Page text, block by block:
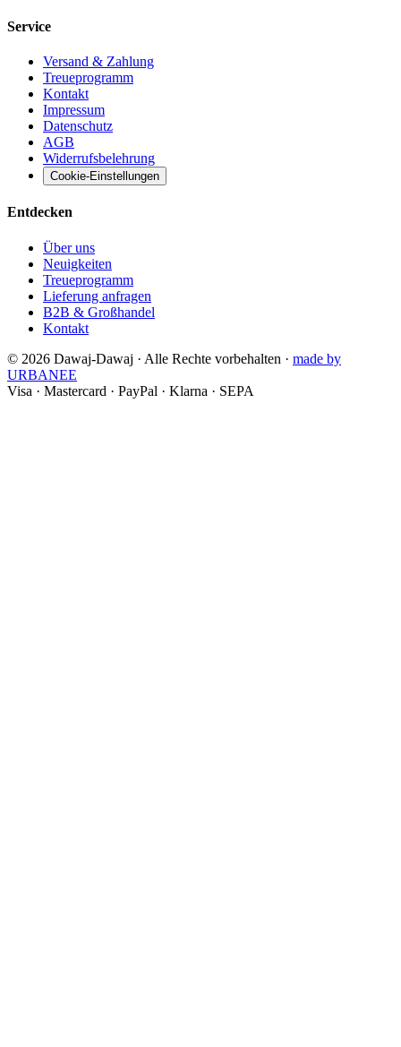
Service
Versand & Zahlung
Treueprogramm
Kontakt
Impressum
Datenschutz
AGB
Widerrufsbelehrung
Cookie-Einstellungen
Entdecken
Über uns
Neuigkeiten
Treueprogramm
Lieferung anfragen
B2B & Großhandel
Kontakt
© 2026 Dawaj-Dawaj · Alle Rechte vorbehalten · made by
URBANEE
Visa · Mastercard · PayPal · Klarna · SEPA